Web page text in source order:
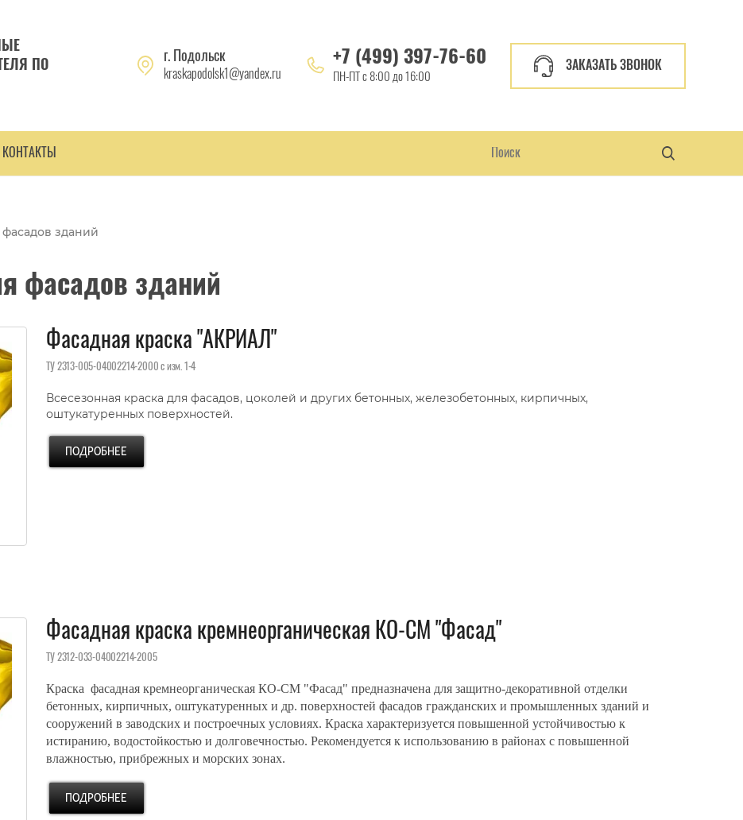
ПО
г. Подольск
kraskapodolsk1@yandex.ru
+7 (499) 397-76-60
ПН-ПТ с 8:00 до 16:00
ЗАКАЗАТЬ ЗВОНОК
КОНТАКТЫ
зданий
фасадов зданий
Фасадная краска "АКРИАЛ"
ТУ 2313-005-04002214-2000 с изм. 1-4
Всесезонная краска для фасадов, цоколей и других бетонных, железобетонных, кирпичных,
оштукатуренных поверхностей.
Фасадная краска кремнеорганическая КО-СМ "Фасад"
ТУ 2312-033-04002214-2005
Краска фасадная кремнеорганическая КО-СМ "Фасад" предназначена для защитно-декоративной отделки
бетонных, кирпичных, оштукатуренных и др. поверхностей фасадов гражданских и промышленных зданий и
сооружений в заводских и построечных условиях. Краска характеризуется повышенной устойчивостью к
истиранию, водостойкостью и долговечностью. Рекомендуется к использованию в районах с повышенной
влажностью, прибрежных и морских зонах.